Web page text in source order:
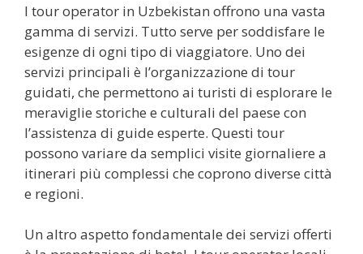
I tour operator in Uzbekistan offrono una vasta
gamma di servizi. Tutto serve per soddisfare le
esigenze di ogni tipo di viaggiatore. Uno dei
servizi principali è l’organizzazione di tour
guidati, che permettono ai turisti di esplorare le
meraviglie storiche e culturali del paese con
l’assistenza di guide esperte. Questi tour
possono variare da semplici visite giornaliere a
itinerari più complessi che coprono diverse città
e regioni.
Un altro aspetto fondamentale dei servizi offerti